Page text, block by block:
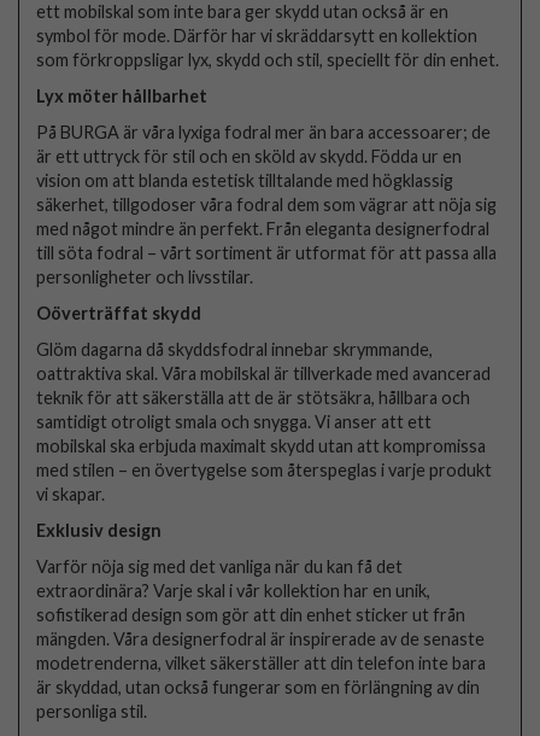
ett mobilskal som inte bara ger skydd utan också är en
symbol för mode. Därför har vi skräddarsytt en kollektion
som förkroppsligar lyx, skydd och stil, speciellt för din enhet.
Lyx möter hållbarhet
På BURGA är våra lyxiga fodral mer än bara accessoarer; de
är ett uttryck för stil och en sköld av skydd. Födda ur en
vision om att blanda estetisk tilltalande med högklassig
säkerhet, tillgodoser våra fodral dem som vägrar att nöja sig
med något mindre än perfekt. Från eleganta designerfodral
till söta fodral – vårt sortiment är utformat för att passa alla
personligheter och livsstilar.
Oöverträffat skydd
Glöm dagarna då skyddsfodral innebar skrymmande,
oattraktiva skal. Våra mobilskal är tillverkade med avancerad
teknik för att säkerställa att de är stötsäkra, hållbara och
samtidigt otroligt smala och snygga. Vi anser att ett
mobilskal ska erbjuda maximalt skydd utan att kompromissa
med stilen – en övertygelse som återspeglas i varje produkt
vi skapar.
Exklusiv design
Varför nöja sig med det vanliga när du kan få det
extraordinära? Varje skal i vår kollektion har en unik,
sofistikerad design som gör att din enhet sticker ut från
mängden. Våra designerfodral är inspirerade av de senaste
modetrenderna, vilket säkerställer att din telefon inte bara
är skyddad, utan också fungerar som en förlängning av din
personliga stil.